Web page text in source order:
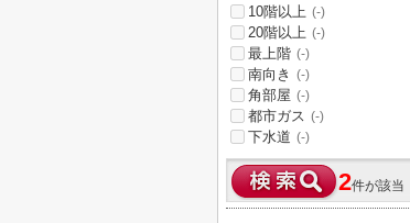
10階以上 (-)
20階以上 (-)
最上階 (-)
南向き (-)
角部屋 (-)
都市ガス (-)
下水道 (-)
2件が該当